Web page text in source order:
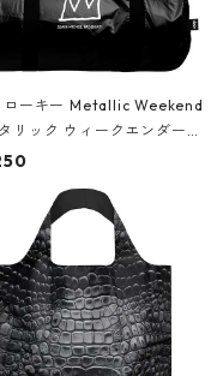
ローキー Metallic Weekend
リック ウィークエンダー
ンバッグ ショルダーバッグ
ジャン=ミッシェル・バスキ
ウン ブラック